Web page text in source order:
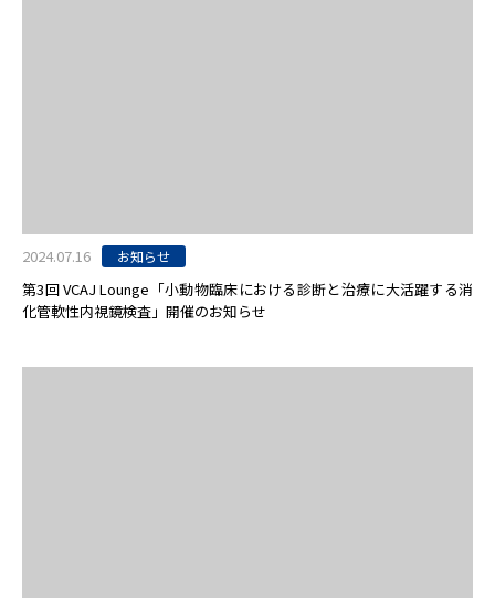
2024.07.16 お知らせ
第3回 VCAJ Lounge「小動物臨床における診断と治療に大活躍する消
化管軟性内視鏡検査」開催のお知らせ